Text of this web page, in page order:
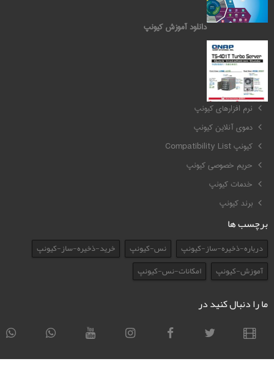
دانلود آموزش کیونپ
کیونپ QNAP
نرم افزارهای کیونپ
دموی آنلاین کیونپ
کیونپ Compatibility List
حریم خصوصی کیونپ
خدمات کیونپ
برند کیونپ
برچسب ها
درباره-ذخیره-ساز-کیونپ نس-کیونپ
خرید-ذخیره-ساز-کیونپ
آموزش-کیونپ
امکانات-نس-کیونپ
ما را دنبال کنید در